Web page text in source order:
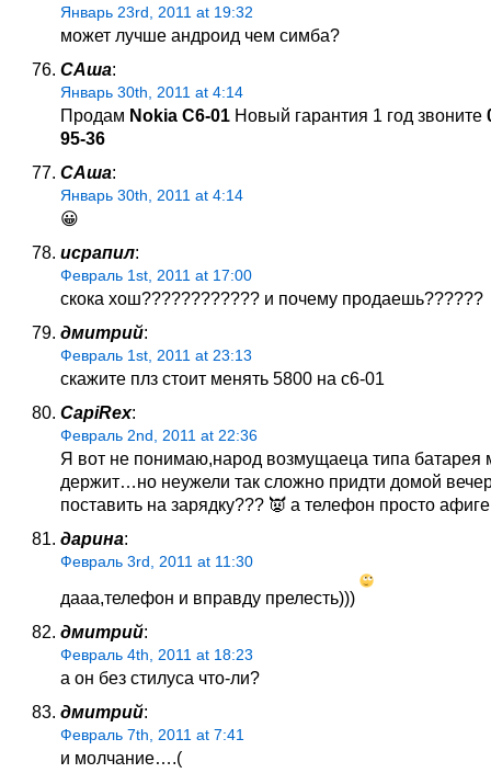
Январь 23rd, 2011 at 19:32
может лучше андроид чем симба?
САша:
Январь 30th, 2011 at 4:14
Продам Nokia C6-01 Новый гарантия 1 год звоните
95-36
САша:
Январь 30th, 2011 at 4:14
😀
исрапил:
Февраль 1st, 2011 at 17:00
скока хош???????????? и почему продаешь??????
дмитрий:
Февраль 1st, 2011 at 23:13
скажите плз стоит менять 5800 на с6-01
CapiRex:
Февраль 2nd, 2011 at 22:36
Я вот не понимаю,народ возмущаеца типа батарея
держит…но неужели так сложно придти домой
поставить на зарядку??? 👿 а телефон просто
дарина:
Февраль 3rd, 2011 at 11:30
дааа,телефон и вправду прелесть)))
дмитрий:
Февраль 4th, 2011 at 18:23
а он без стилуса что-ли?
дмитрий:
Февраль 7th, 2011 at 7:41
и молчание….(